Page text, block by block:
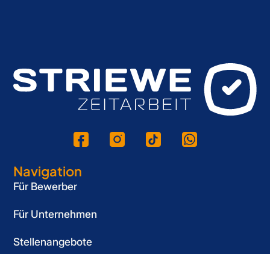
Navigation
Für Bewerber
Für Unternehmen
Stellenangebote